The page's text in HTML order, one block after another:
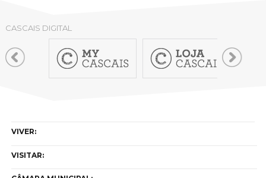
CASCAIS DIGITAL
VIVER:
VISITAR: